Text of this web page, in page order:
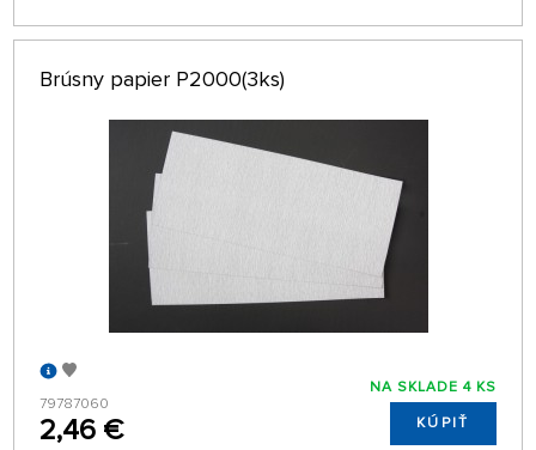
Brúsny papier P2000(3ks)
79787060
2,46 €
NA SKLADE 4 KS
KÚPIŤ